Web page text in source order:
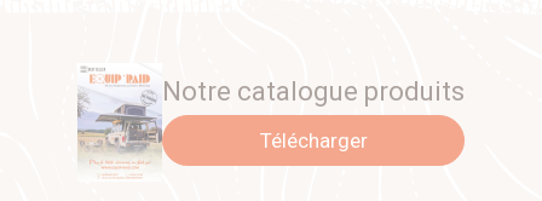
Notre catalogue produits
Télécharger